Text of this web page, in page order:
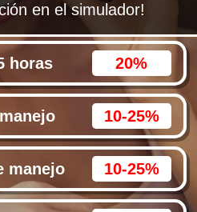
en el simulador!
horas 20%
10-25%
manejo 10-25%